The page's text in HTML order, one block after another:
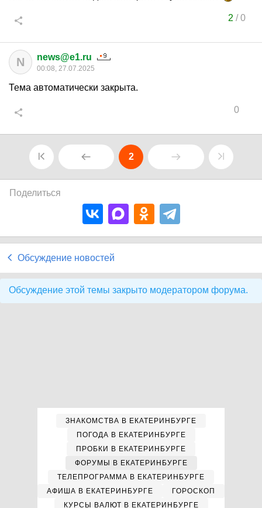
2 /0
N news@e1.ru
00:08, 27.07.2025
Тема автоматически закрыта.
0
2
Поделиться
Обсуждение новостей
Обсуждение этой темы закрыто модератором форума.
ЗНАКОМСТВА В ЕКАТЕРИНБУРГЕ
ПОГОДА В ЕКАТЕРИНБУРГЕ
ПРОБКИ В ЕКАТЕРИНБУРГЕ
ФОРУМЫ В ЕКАТЕРИНБУРГЕ
ТЕЛЕПРОГРАММА В ЕКАТЕРИНБУРГЕ
АФИША В ЕКАТЕРИНБУРГЕ
ГОРОСКОП
КУРСЫ ВАЛЮТ В ЕКАТЕРИНБУРГЕ